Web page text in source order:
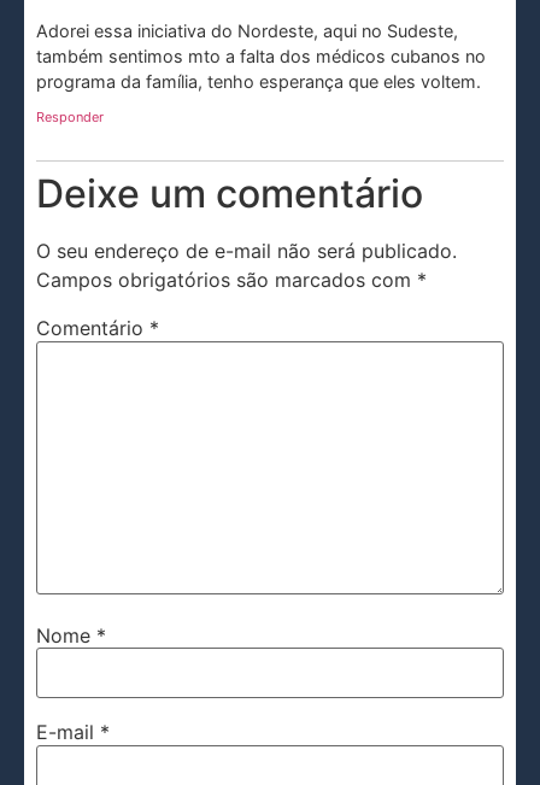
Adorei essa iniciativa do Nordeste, aqui no Sudeste,
também sentimos mto a falta dos médicos cubanos no
programa da família, tenho esperança que eles voltem.
Responder
Deixe um comentário
O seu endereço de e-mail não será publicado.
Campos obrigatórios são marcados com *
Comentário *
Nome *
E-mail *